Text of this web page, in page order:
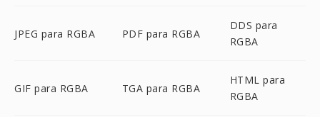
JPEG para RGBA PDF para RGBA
DDS para
RGBA
GIF para RGBA TGA para RGBA
HTML para
RGBA